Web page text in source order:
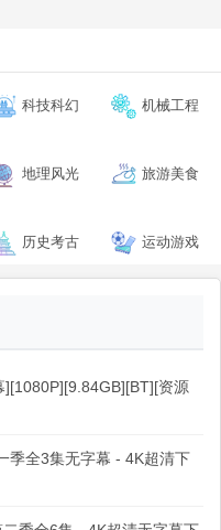
科技科幻 机械工程
地理风光 旅游美食
历史考古 运动游戏
资源
季全3集无字幕 - 4K超清下